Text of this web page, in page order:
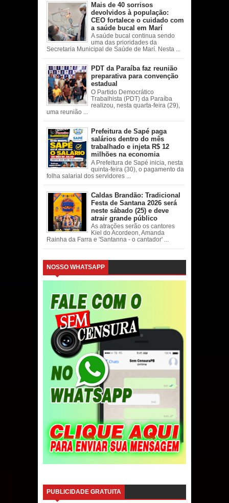
Mais de 40 sorrisos
devolvidos à população:
CEO fortalece o cuidado com
a saúde bucal em Marí
A saúde bucal continua sendo
uma das prioridades da
Secretaria Municipal de Saúde de Marí. Nesta ...
PDT da Paraíba faz reunião
preparativa para convenção
estadual
O Partido Democrático
Trabalhista (PDT) da Paraíba
realizou, nesta quarta-feira (29),
uma reunião ...
Prefeitura de Sapé paga
salários dentro do mês
trabalhado e injeta R$ 12
milhões na economia
A Prefeitura de Sapé inicia, nesta
quinta-feira (30), o pagamento da
folha salarial dos servidores ...
Caldas Brandão: Tradicional
Festa de Santana 2026 será
neste sábado (25) e deve
atrair grande público
As atrações serão os cantores
Kiel do Acordeon, Amanda
Rainha da Farra e 'Santanna - o cantador' ...
NOSSO WHATSAPP
PUBLICIDADE GRATUITA